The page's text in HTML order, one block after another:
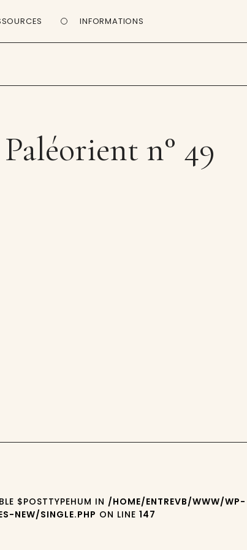
INFORMATIONS
Paléorient n° 49
$POSTTYPEHUM IN /HOME/ENTREVB/WWW/WP-
NEW/SINGLE.PHP ON LINE147